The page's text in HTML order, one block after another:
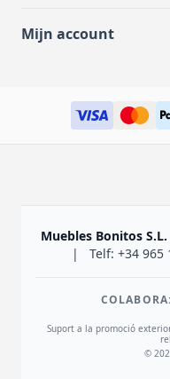
Mijn account
Muebles Bonitos S.L.
|
Telf: +34 965
COLABORA:
Suport a la promoció
©